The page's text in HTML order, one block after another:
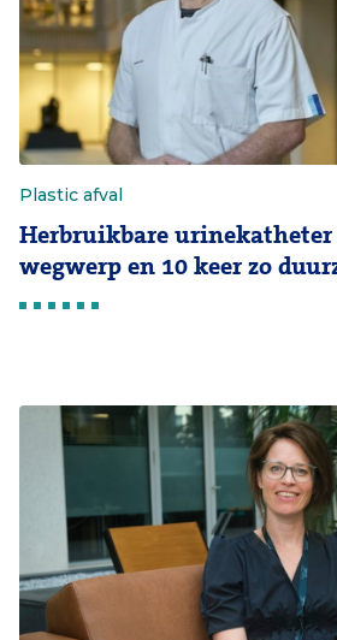
Plastic afval
Herbruikbare
wegwerp en 10 keer zo